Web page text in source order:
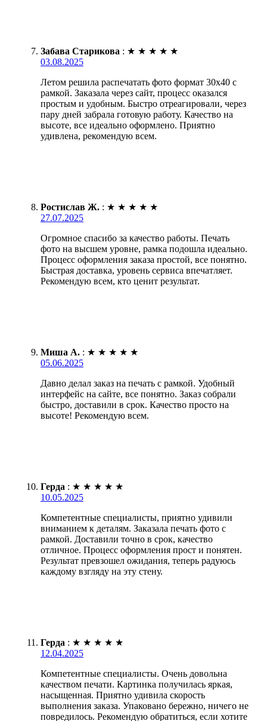
Забава Старикова : ★ ★ ★ ★ ★
03.08.2025
Летом решила распечатать фото формат 30х40 с
рамкой. Заказала через сайт, процесс оказался
простым и удобным. Быстро отреагировали, через
пару дней забрала готовую работу. Качество на
высоте, все идеально оформлено. Приятно
удивлена, рекомендую всем.
Ростислав Ж. : ★ ★ ★ ★ ★
27.07.2025
Огромное спасибо за качество работы. Печать
фото на высшем уровне, рамка подошла идеально.
Процесс оформления заказа простой, все понятно.
Быстрая доставка, уровень сервиса впечатляет.
Рекомендую всем, кто ценит результат.
Миша А. : ★ ★ ★ ★ ★
05.06.2025
Давно делал заказ на печать с рамкой. Удобный
интерфейс на сайте, все понятно. Заказ собрали
быстро, доставили в срок. Качество просто на
высоте! Рекомендую всем.
Герда : ★ ★ ★ ★ ★
10.05.2025
Компетентные специалисты, приятно удивили
вниманием к деталям. Заказала печать фото с
рамкой. Доставили точно в срок, качество
отличное. Процесс оформления прост и понятен.
Результат превзошел ожидания, теперь радуюсь
каждому взгляду на эту стену.
Герда : ★ ★ ★ ★ ★
12.04.2025
Компетентные специалисты. Очень довольна
качеством печати. Картинка получилась яркая,
насыщенная. Приятно удивила скорость
выполнения заказа. Упаковано бережно, ничего не
повредилось. Рекомендую обратиться, если хотите